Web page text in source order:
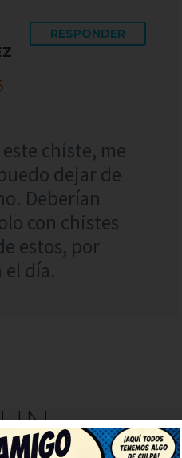
RESPONDER
chiste, me
dejar de
Deberían
con chistes
estos, por
el día.